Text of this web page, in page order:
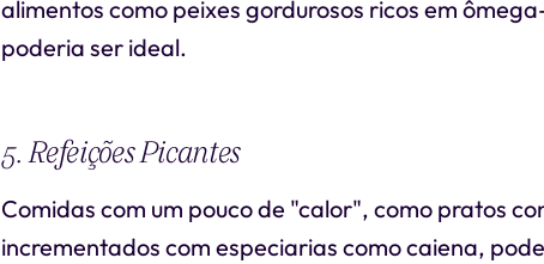
alimentos como peixes gordurosos ricos em
poderia ser ideal.
5. Refeições Picantes
Comidas com um pouco de "calor", como pratos
incrementados com especiarias como caiena,